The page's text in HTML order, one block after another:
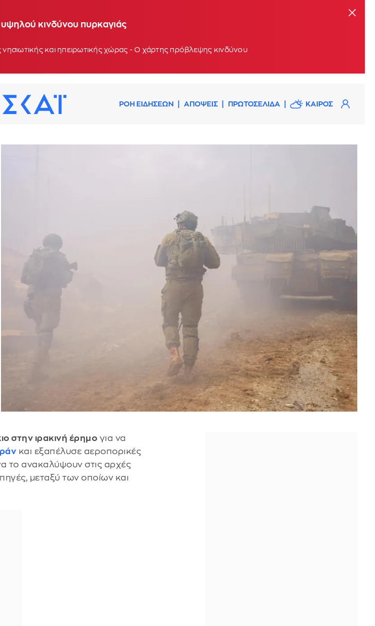
υψηλού κινδύνου πυρκαγιάς
και ηπειρωτικής χώρας - Ο χάρτης πρόβλεψης κινδύνου
ΡΟΗ ΕΙΔΗΣΕΩΝ ΑΠΟΨΕΙΣ ΠΡΩΤΟΣΕΛΙΔΑ ΚΑΙΡΟΣ
στην ιρακινή έρημο για να
Ιράν και εξαπέλυσε αεροπορικές
το ανακαλύψουν στις αρχές
μεταξύ των οποίων και